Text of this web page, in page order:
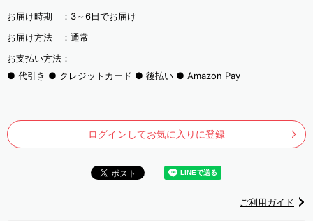
お届け時期 ： 3～6日でお届け
お届け方法 ： 通常
お支払い方法：
代引き
クレジットカード 後払い Amazon Pay
ログインしてお気に入りに登録
ご利用ガイド